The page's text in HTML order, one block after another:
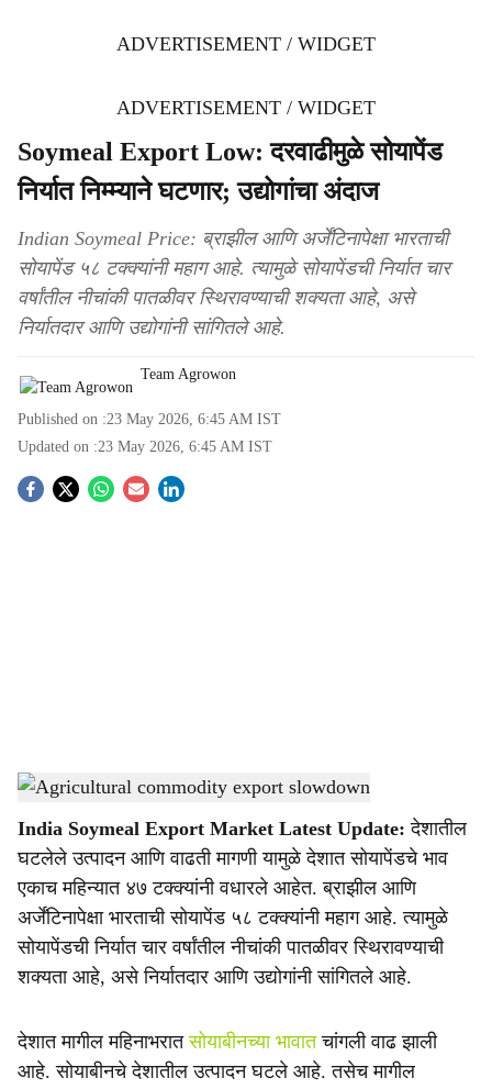
ADVERTISEMENT / WIDGET
ADVERTISEMENT / WIDGET
Soymeal Export Low: दरवाढीमुळे सोयापेंड
निर्यात निम्म्याने घटणार; उद्योगांचा अंदाज
Indian Soymeal Price: ब्राझील आणि अर्जेंटिनापेक्षा भारताची
सोयापेंड ५८ टक्क्यांनी महाग आहे. त्यामुळे सोयापेंडची निर्यात चार
वर्षांतील नीचांकी पातळीवर स्थिरावण्याची शक्यता आहे, असे
निर्यातदार आणि उद्योगांनी सांगितले आहे.
Team Agrowon
Published on :23 May 2026, 6:45 AM IST
Updated on :23 May 2026, 6:45 AM IST
S
a
r
e
Agricultural commodity export slowdown-Agrowon
India Soymeal Export Market Latest Update: देशातील
घटलेले उत्पादन आणि वाढती मागणी यामुळे देशात सोयापेंडचे भाव
एकाच महिन्यात ४७ टक्क्यांनी वधारले आहेत. ब्राझील आणि
अर्जेंटिनापेक्षा भारताची सोयापेंड ५८ टक्क्यांनी महाग आहे. त्यामुळे
सोयापेंडची निर्यात चार वर्षांतील नीचांकी पातळीवर स्थिरावण्याची
शक्यता आहे, असे निर्यातदार आणि उद्योगांनी सांगितले आहे.
देशात मागील महिनाभरातसोयाबीनच्या भावातचांगली वाढ झाली
आहे. सोयाबीनचे देशातील उत्पादन घटले आहे. तसेच मागील